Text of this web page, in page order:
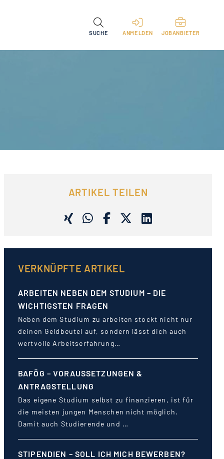
SUCHE ANMELDEN JOBANBIETER
ARTIKEL TEILEN
VERKNÜPFTE ARTIKEL
ARBEITEN NEBEN DEM STUDIUM – DIE
WICHTIGSTEN FRAGEN
Neben dem Studium zu arbeiten stockt nicht nur
deinen Geldbeutel auf, sondern lässt dich auch
wertvolle Arbeitserfahrung…
BAFÖG – VORAUSSETZUNGEN &
ANTRAGSTELLUNG
Das eigene Studium selbst zu finanzieren, ist für
die meisten jungen Menschen nicht möglich.
Damit auch Studierende und …
STIPENDIEN – SOLL ICH MICH BEWERBEN?